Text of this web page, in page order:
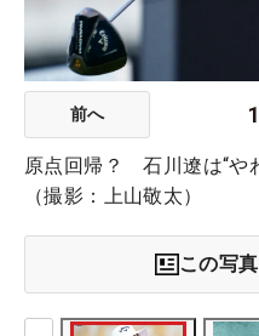
前へ 1
原点回帰？ 石川遼は“や
（撮影：上山敬太）
この写